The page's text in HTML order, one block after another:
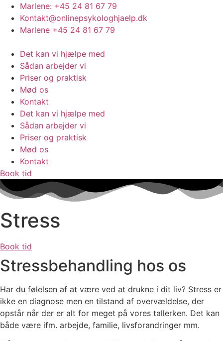
Videre
indhold
Marlene: +45 24 81 67 79
Kontakt@onlinepsykologhjaelp.dk
Marlene +45 24 81 67 79
Det kan vi hjælpe med
Sådan arbejder vi
Priser og praktisk
Mød os
Kontakt
Det kan vi hjælpe med
Sådan arbejder vi
Priser og praktisk
Mød os
Kontakt
Book tid
Stress
Book tid
Stressbehandling hos os
Har du følelsen af at være ved at drukne i dit liv? Stress er
ikke en diagnose men en tilstand af overvældelse, der
opstår når der er alt for meget på vores tallerken. Det kan
både være ifm. arbejde, familie, livsforandringer mm.